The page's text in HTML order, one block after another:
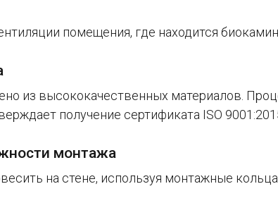
помещения, где находится биокамин.
из высококачественных материалов.
получение сертификата ІSО
монтажа
на стене, используя монтажные кольца